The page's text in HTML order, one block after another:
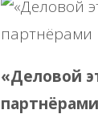
«Деловой
партнёрами